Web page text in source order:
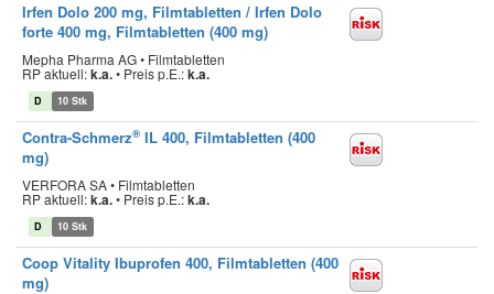
Irfen Dolo 200 mg, Filmtabletten / Irfen Dolo
forte 400 mg, Filmtabletten (400 mg)
Mepha Pharma AG • Filmtabletten
RP aktuell:k.a.• Preis p.E.:k.a.
D 10 Stk
Contra-Schmerz® IL 400, Filmtabletten (400
mg)
VERFORA SA • Filmtabletten
RP aktuell:k.a.• Preis p.E.:k.a.
D 10 Stk
Coop Vitality Ibuprofen 400, Filmtabletten (400
mg)